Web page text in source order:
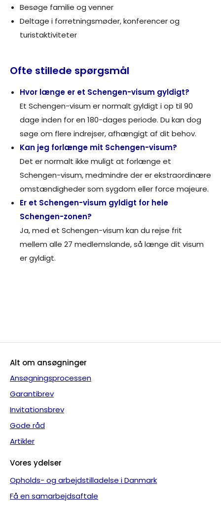
Besøge familie og venner
Deltage i forretningsmøder, konferencer og
turistaktiviteter
Ofte stillede spørgsmål
Hvor længe er et Schengen-visum gyldigt?
Et Schengen-visum er normalt gyldigt i op til 90
dage inden for en 180-dages periode. Du kan dog
søge om flere indrejser, afhængigt af dit behov.
Kan jeg forlænge mit Schengen-visum?
Det er normalt ikke muligt at forlænge et
Schengen-visum, medmindre der er ekstraordinære
omstændigheder som sygdom eller force majeure.
Er et Schengen-visum gyldigt for hele
Schengen-zonen?
Ja, med et Schengen-visum kan du rejse frit
mellem alle 27 medlemslande, så længe dit visum
er gyldigt.
Alt om ansøgninger
Ansøgningsprocessen
Garantibrev
Invitationsbrev
Gode råd
Artikler
Vores ydelser
Opholds- og arbejdstilladelse i Danmark
Få en samarbejdsaftale